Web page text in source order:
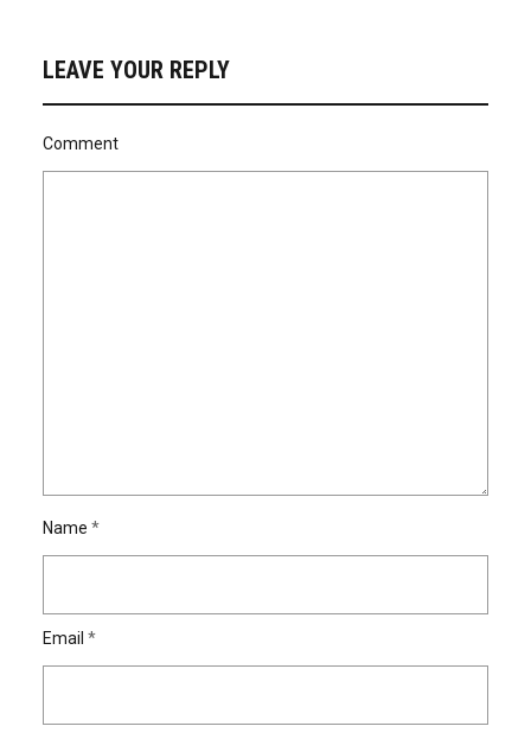
LEAVE YOUR REPLY
Comment
Name *
Email *